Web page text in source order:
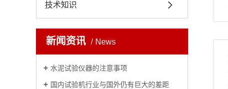
技术知识
新闻资讯 News
水泥试验仪器的注意事项
国内试验机行业与国外仍有巨大的差距